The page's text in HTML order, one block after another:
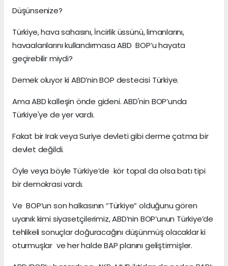
Düşünsenize?
Türkiye, hava sahasını, İncirlik üssünü, limanlarını,
havaalanlarını kullandırmasa ABD BOP’u hayata
geçirebilir miydi?
Demek oluyor ki ABD’nin BOP destecisi Türkiye.
Ama ABD kalleşin önde gideni. ABD'nin BOP’unda
Türkiye'ye de yer vardı.
Fakat bir Irak veya Suriye devleti gibi derme çatma bir
devlet değildi.
Öyle veya böyle Türkiye’de kör topal da olsa batı tipi
bir demokrasi vardı.
Ve BOP’un son halkasının “Türkiye” olduğunu gören
uyanık kimi siyasetçilerimiz, ABD’nin BOP’unun Türkiye’de
tehlikeli sonuçlar doğuracağını düşünmüş olacaklar ki
oturmuşlar ve her halde BAP planını geliştirmişler.